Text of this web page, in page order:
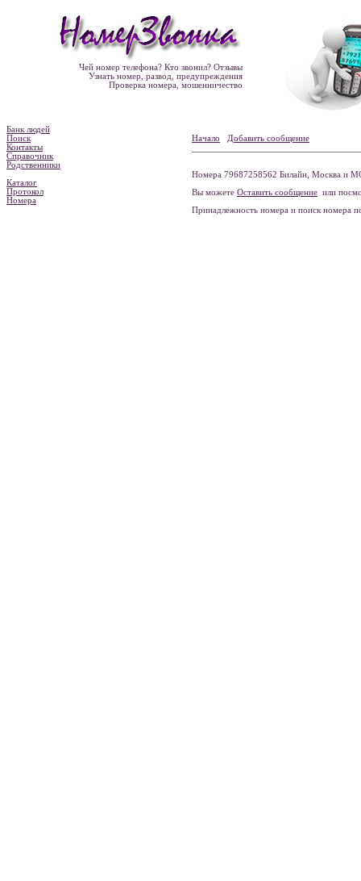
Чей номер телефона? Кто звонил? Отзывы
Узнать номер, развод, предупреждения
Проверка номера, мошенничество
Банк людей
Поиск
Контакты
Справочник
Родственники
Каталог
Протокол
Номера
Начало Добавить сообщение
Номера 79687258562 Билайн, Москва и
Вы можете Оставить сообщение или
Принадлежность номера и поиск номера